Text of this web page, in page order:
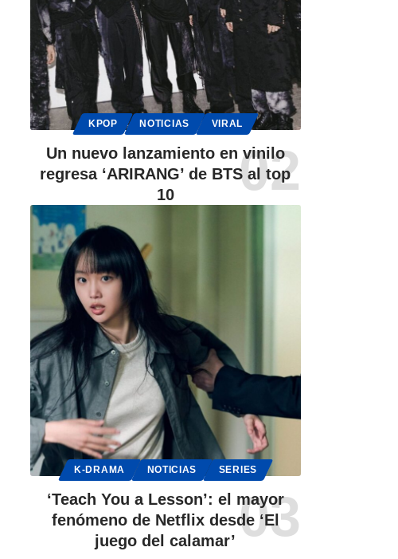
KPOP NOTICIAS VIRAL
Un nuevo lanzamiento en vinilo
regresa ‘ARIRANG’ de BTS al top
10
K-DRAMA NOTICIAS SERIES
‘Teach You a Lesson’: el mayor
fenómeno de Netflix desde ‘El
juego del calamar’